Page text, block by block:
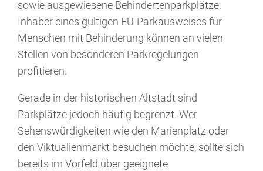
sowie ausgewiesene Behindertenparkplätze.
Inhaber eines gültigen EU-Parkausweises für
Menschen mit Behinderung können an vielen
Stellen von besonderen Parkregelungen
profitieren.
Gerade in der historischen Altstadt sind
Parkplätze jedoch häufig begrenzt. Wer
Sehenswürdigkeiten wie den Marienplatz oder
den Viktualienmarkt besuchen möchte, sollte sich
bereits im Vorfeld über geeignete